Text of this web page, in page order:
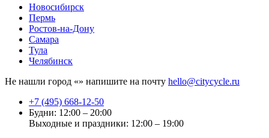
Новосибирск
Пермь
Ростов-на-Дону
Самара
Тула
Челябинск
Не нашли город «» напишите на почту hello@citycycle.ru
+7 (495) 668-12-50
Будни: 12:00 – 20:00
Выходные и праздники: 12:00 – 19:00